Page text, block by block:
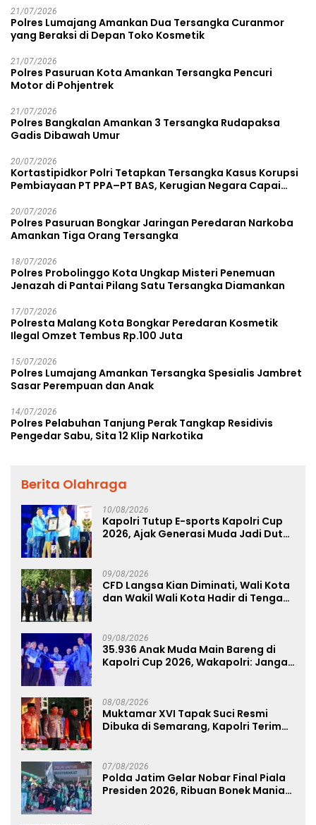
21/07/2026
Polres Lumajang Amankan Dua Tersangka Curanmor
yang Beraksi di Depan Toko Kosmetik
21/07/2026
Polres Pasuruan Kota Amankan Tersangka Pencuri
Motor di Pohjentrek
21/07/2026
Polres Bangkalan Amankan 3 Tersangka Rudapaksa
Gadis Dibawah Umur
20/07/2026
Kortastipidkor Polri Tetapkan Tersangka Kasus Korupsi
Pembiayaan PT PPA–PT BAS, Kerugian Negara Capai
20/07/2026
Polres Pasuruan Bongkar Jaringan Peredaran Narkoba
Amankan Tiga Orang Tersangka
18/07/2026
Polres Probolinggo Kota Ungkap Misteri Penemuan
Jenazah di Pantai Pilang Satu Tersangka Diamankan
17/07/2026
Polresta Malang Kota Bongkar Peredaran Kosmetik
Ilegal Omzet Tembus Rp.100 Juta
15/07/2026
Polres Lumajang Amankan Tersangka Spesialis Jambret
Sasar Perempuan dan Anak
14/07/2026
Polres Pelabuhan Tanjung Perak Tangkap Residivis
Pengedar Sabu, Sita 12 Klip Narkotika
Berita Olahraga
10/08/2026
Kapolri Tutup E-sports Kapolri Cup
2026, Ajak Generasi Muda Jadi Duta
09/08/2026
CFD Langsa Kian Diminati, Wali Kota
dan Wakil Wali Kota Hadir di Tengah
09/08/2026
35.936 Anak Muda Main Bareng di
Kapolri Cup 2026, Wakapolri: Jangan
08/08/2026
Muktamar XVI Tapak Suci Resmi
Dibuka di Semarang, Kapolri Terima
07/08/2026
Polda Jatim Gelar Nobar Final Piala
Presiden 2026, Ribuan Bonek Mania